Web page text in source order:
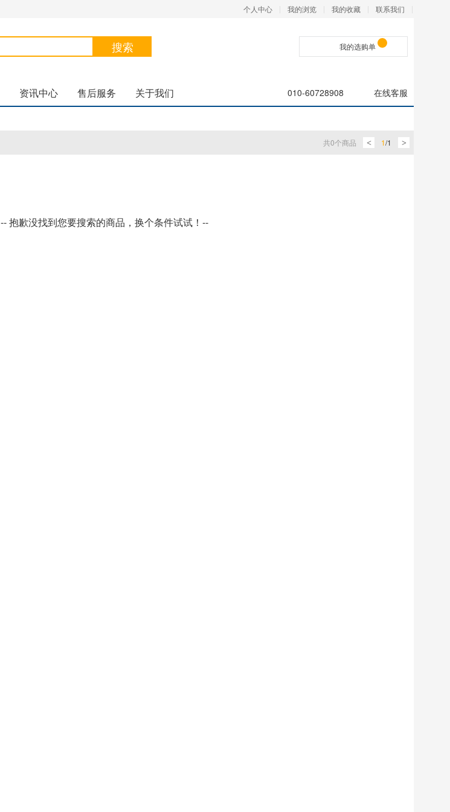
个人中心 我的浏览 我的收藏 联系我们
搜索 我的选购单
资讯中心 售后服务 关于我们 在线客服
010-60728908
共0个商品 < 1/1 >
-- 抱歉没找到您要搜索的商品，换个条件试试！--